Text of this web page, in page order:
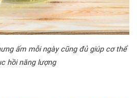
ấm mỗi ngày cũng đủ giúp cơ thể
hồi năng lượng